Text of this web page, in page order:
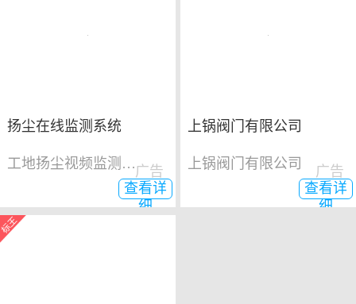
扬尘在线监测系统
工地扬尘视频监测系统
查看详
细
广告
上锅阀门有限公司
上锅阀门有限公司
查看详
细
广告